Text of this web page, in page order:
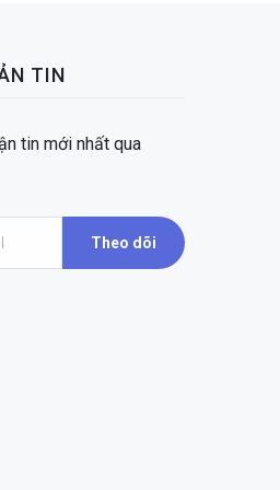
TIN
tin mới nhất qua
Theo dõi